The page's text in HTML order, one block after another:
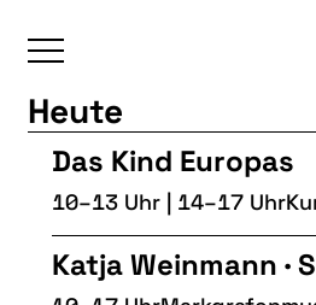
ÜBERSICHT
UNSERE BEREICHE
BAUKULTUR
Heute
Das Kind Europas
10–13 Uhr | 14–17 Uhr
Katja Weinmann ·